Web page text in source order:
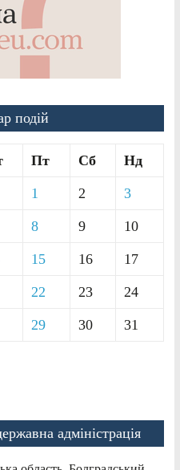
подій
Пт Сб Нд
1 2 3
8 9 10
15 16 17
22 23 24
29 30 31
адміністрація